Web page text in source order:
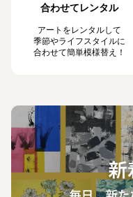
合わせてレンタル
アートをレンタルして
季節やライフスタイルに
合わせて簡単模様替え！